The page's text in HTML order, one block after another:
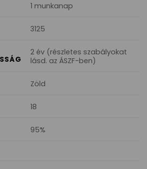
1 munkanap
3125
2 év (részletes szabályokat
lásd. az ÁSZF-ben)
Zöld
18
95%